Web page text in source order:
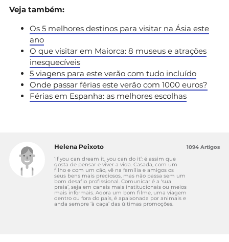
Veja também:
Os 5 melhores destinos para visitar na Ásia este
ano
O que visitar em Maiorca: 8 museus e atrações
inesquecíveis
5 viagens para este verão com tudo incluído
Onde passar férias este verão com 1000 euros?
Férias em Espanha: as melhores escolhas
Helena Peixoto
‘If you can dream it, you can do it’: é assim que
gosta de pensar e viver a vida. Casada, com um
filho e com um cão, vê na família e amigos os
seus bens mais preciosos, mas não passa sem um
bom desafio profissional. Comunicar é a ‘sua
praia’, seja em canais mais institucionais ou meios
mais informais. Adora um bom filme, uma viagem
dentro ou fora do país, é apaixonada por animais e
anda sempre ‘à caça’ das últimas promoções.
1094 Artigos